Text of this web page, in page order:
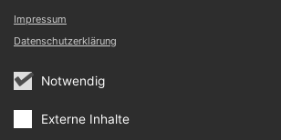
Notwendig
Externe Inhalte
Impressum
Datenschutzerklärung